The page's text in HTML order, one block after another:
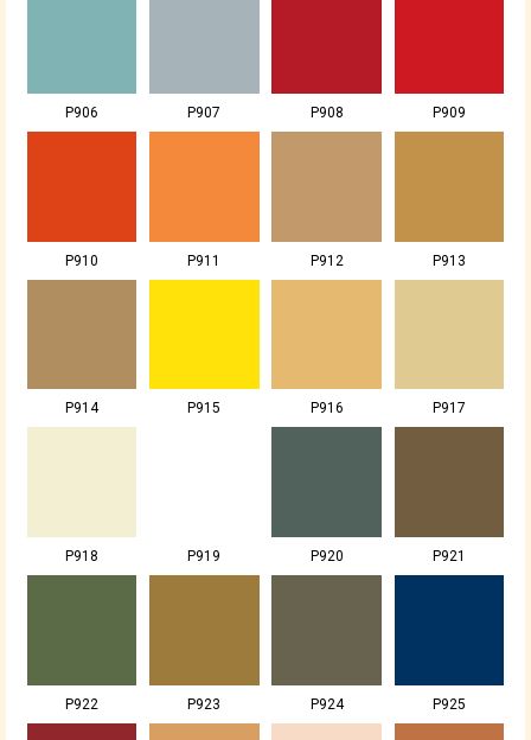
P906 P907 P908 P909
P910 P911 P912 P913
P914 P915 P916 P917
P918 P919 P920 P921
P922 P923 P924 P925